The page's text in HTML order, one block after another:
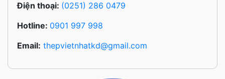
Điện thoại: (0251) 286 0479
Hotline: 0901 997 998
Email: thepvietnhatkd@gmail.com